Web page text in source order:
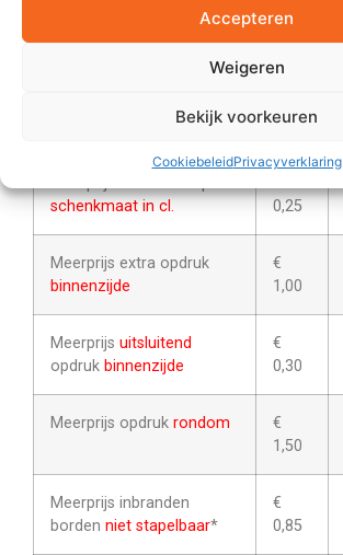
Accepteren
Weigeren
Bekijk voorkeuren
CookiebeleidPrivacyverklaring
(tot max.16 cm2)
0,60
schenkmaat in cl.
0,25
Meerprijs extra opdruk
binnenzijde
€
1,00
Meerprijs uitsluitend
opdruk binnenzijde
€
0,30
Meerprijs opdruk rondom
€
1,50
Meerprijs inbranden
borden niet stapelbaar*
€
0,85